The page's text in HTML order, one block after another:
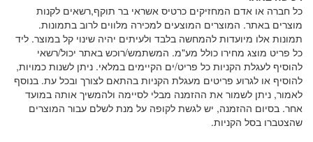
כל חברה או אדם המחזיקים כרטיס אשראי בר תוקף,רשאים לקנות
מוצרים באתר. המוצרים המוצעים למכירה מלווים לרוב בתמונות.
תמונות אלו מיועדות להמחשה בלבד ולעיתים יהיה שינוי קל במוצר. ליד
כל פריט מוצג מחירו כולל מע"מ. המשתמש/רוכש באתר יכול/רשאי
להוסיף לעגלת הקניות כל פריט/ים הקיימים במלאי. ניתן לשנות כמויות,
להוסיף או לגרוע פריטים מעגלת הקניות בהתאם לצורך ובכל עת. בנוסף
לאמור, ניתן לשמור את ההזמנה מבלי לסיימה ולהמשיך אותה במועד
אחר. בסיום ההזמנה, יש לגשת לקופה על מנת לשלם עבור המוצרים
שהצטברו בסל הקניות.